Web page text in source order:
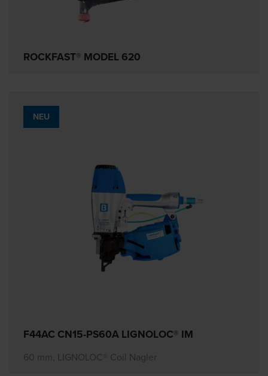
ROCKFAST® MODEL 620
NEU
F44AC CN15-PS60A LIGNOLOC® IM
60 mm, LIGNOLOC® Coil Nagler